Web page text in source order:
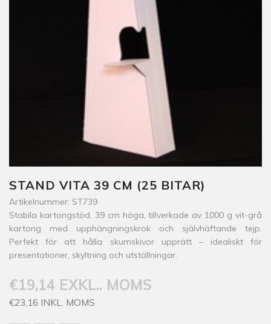
STAND VITA 39 CM (25 BITAR)
Artikelnummer: ST739
Stabila kartongstöd, 39 cm höga, tillverkade av 1000 g vit-grå
kartong med upphängningskrok och självhäftande tejp.
Perfekt för att hålla skumskivor upprätt – idealiskt för
presentationer, skyltning och utställningar.
€19,14 EXKL.. MOMS
€23,16 INKL. MOMS